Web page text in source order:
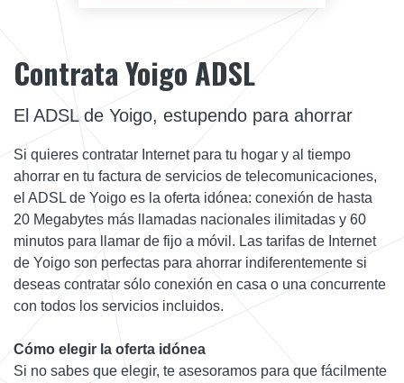
Contrata Yoigo ADSL
El ADSL de Yoigo, estupendo para ahorrar
Si quieres contratar Internet para tu hogar y al tiempo
ahorrar en tu factura de servicios de telecomunicaciones,
el ADSL de Yoigo es la oferta idónea: conexión de hasta
20 Megabytes más llamadas nacionales ilimitadas y 60
minutos para llamar de fijo a móvil. Las tarifas de Internet
de Yoigo son perfectas para ahorrar indiferentemente si
deseas contratar sólo conexión en casa o una concurrente
con todos los servicios incluidos.
Cómo elegir la oferta idónea
Si no sabes que elegir, te asesoramos para que fácilmente